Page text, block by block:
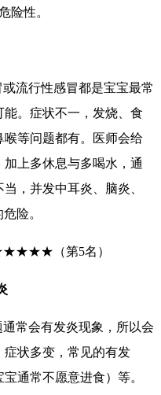
险性。
或流行性感冒都是宝宝最常
。症状不一，发烧、食
等问题都有。医师会给
加上多休息与多喝水，通
，并发中耳炎、脑炎、
险。
★★★★★（第5名）
通常会有发炎现象，所以会
状多变，常见的有发
通常不愿意进食）等。